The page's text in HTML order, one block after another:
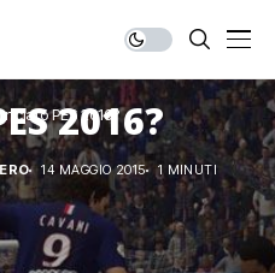
PES 2016?
2016?
14 MAGGIO 2015 1 MINUTI